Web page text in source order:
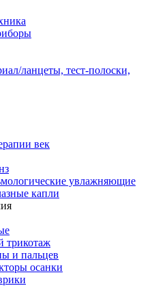
ланцеты, тест-полоски,
век
увлажняющие
капли
трикотаж
и пальцев
осанки